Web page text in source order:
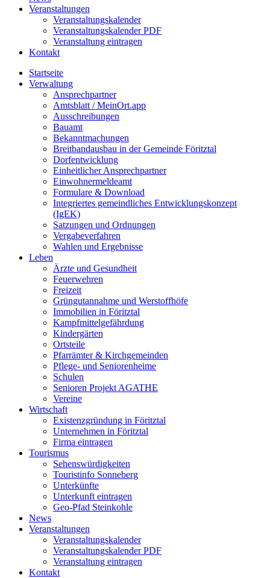
Veranstaltungen
Veranstaltungskalender
Veranstaltungskalender PDF
Veranstaltung eintragen
Kontakt
Startseite
Verwaltung
Ansprechpartner
Amtsblatt / MeinOrt.app
Ausschreibungen
Bauamt
Bekanntmachungen
Breitbandausbau in der Gemeinde Föritztal
Dorfentwicklung
Einheitlicher Ansprechpartner
Einwohnermeldeamt
Formulare & Download
Integriertes gemeindliches Entwicklungskonzept
(IgEK)
Satzungen und Ordnungen
Vergabeverfahren
Wahlen und Ergebnisse
Leben
Ärzte und Gesundheit
Feuerwehren
Freizeit
Grüngutannahme und Werstoffhöfe
Immobilien in Föritztal
Kampfmittelgefährdung
Kindergärten
Ortsteile
Pfarrämter & Kirchgemeinden
Pflege- und Seniorenheime
Schulen
Senioren Projekt AGATHE
Vereine
Wirtschaft
Existenzgründung in Föritztal
Unternehmen in Föritztal
Firma eintragen
Tourismus
Sehenswürdigkeiten
Touristinfo Sonneberg
Unterkünfte
Unterkunft eintragen
Geo-Pfad Steinkohle
News
Veranstaltungen
Veranstaltungskalender
Veranstaltungskalender PDF
Veranstaltung eintragen
Kontakt